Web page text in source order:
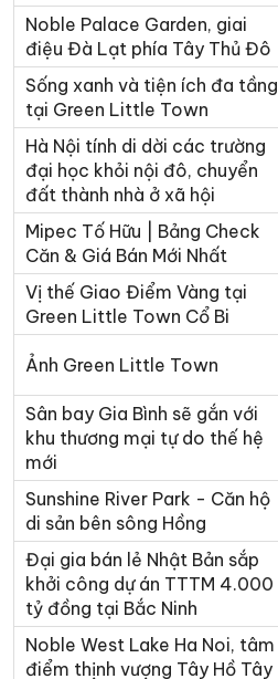
Noble Palace Garden, giai
điệu Đà Lạt phía Tây Thủ Đô
Sống xanh và tiện ích đa tầng
tại Green Little Town
Hà Nội tính di dời các trường
đại học khỏi nội đô, chuyển
đất thành nhà ở xã hội
Mipec Tố Hữu | Bảng Check
Căn & Giá Bán Mới Nhất
Vị thế Giao Điểm Vàng tại
Green Little Town Cổ Bi
Ảnh Green Little Town
Sân bay Gia Bình sẽ gắn với
khu thương mại tự do thế hệ
mới
Sunshine River Park - Căn hộ
di sản bên sông Hồng
Đại gia bán lẻ Nhật Bản sắp
khởi công dự án TTTM 4.000
tỷ đồng tại Bắc Ninh
Noble West Lake Ha Noi, tâm
điểm thịnh vượng Tây Hồ Tây